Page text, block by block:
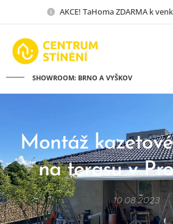
AKCE! TaHoma ZDARMA k
SHOWROOM: BRNO A VYŠKOV
Montáž
na terasu v
10.08.2023